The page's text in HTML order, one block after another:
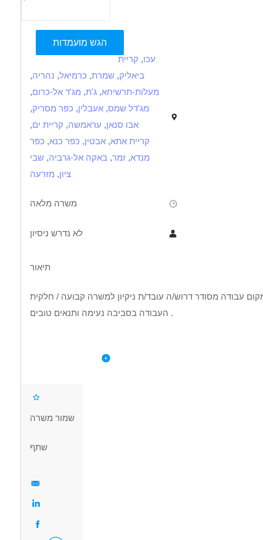
הגש מועמדות
עכו, קריית
ביאליק, שמרת, כרמיאל, נהריה,
מעלות-תרשיחא, ג'ת, מג'ד אל-כרום,
מג'דל שמס, אעבלין, כפר מסריק,
אבו סנאן, עראמשה, קריית ים,
קריית אתא, אבטין, כפר כנא, כפר
מנדא, זמר, באקה אל-גרביה, שבי
ציון, מזרעה
משרה מלאה
לא נדרש ניסיון
תיאור
העבודה בסביבה נעימה ותנאים טובים .
✔ מתאים גם להשלמת הכנסה
מאפייני משרה
משרה זמנית
שמור משרה
שתף